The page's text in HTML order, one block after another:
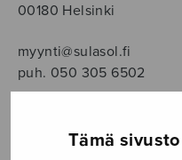
Tämä
00180 Helsinki
myynti@sulasol.fi
puh. 050 305 6502